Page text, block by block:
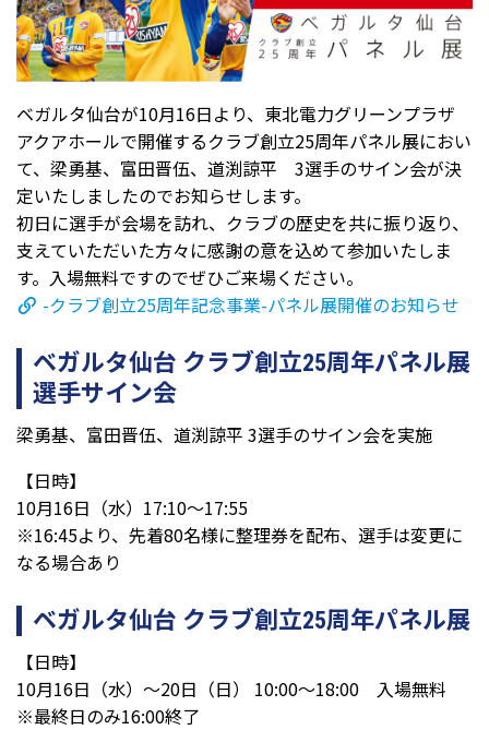
ベガルタ仙台が10月16日より、東北電力グリーンプラザ
アクアホールで開催するクラブ創立25周年パネル展におい
て、梁勇基、富田晋伍、道渕諒平 3選手のサイン会が決
定いたしましたのでお知らせします。
初日に選手が会場を訪れ、クラブの歴史を共に振り返り、
支えていただいた方々に感謝の意を込めて参加いたしま
す。入場無料ですのでぜひご来場ください。
-クラブ創立25周年記念事業-パネル展開催のお知らせ
ベガルタ仙台 クラブ創立25周年パネル展
選手サイン会
梁勇基、富田晋伍、道渕諒平 3選手のサイン会を実施
【日時】
10月16日（水）17:10～17:55
※16:45より、先着80名様に整理券を配布、選手は変更に
なる場合あり
ベガルタ仙台 クラブ創立25周年パネル展
【日時】
10月16日（水）～20日（日） 10:00～18:00 入場無料
※最終日のみ16:00終了